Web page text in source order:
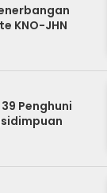
KNO-JHN
Penghuni